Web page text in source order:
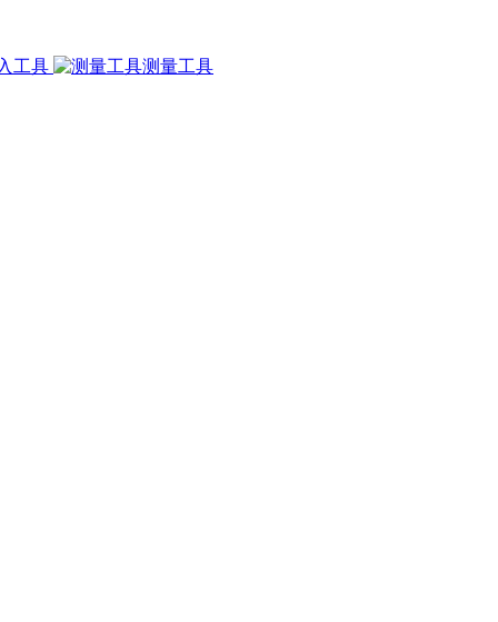
工具 测量工具